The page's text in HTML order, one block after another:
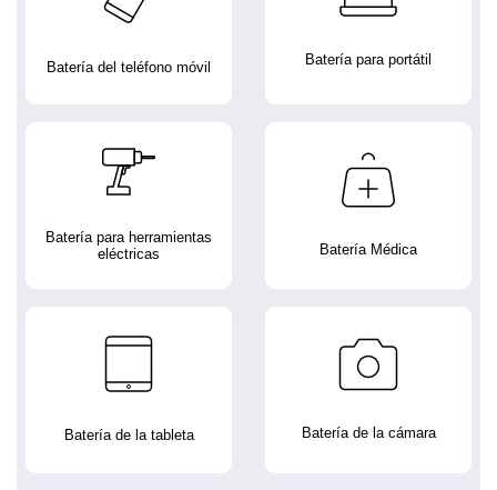
Batería del teléfono móvil Batería para portátil
Batería para herramientas
eléctricas
Batería Médica
Batería de la tableta Batería de la cámara